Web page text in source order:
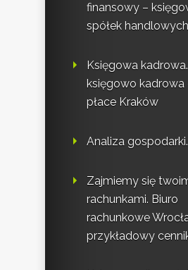
finansowy –
spółek
Księgowa
księgowo kadrowa
płace Kraków
Analiza gospodarki.
Zajmiemy się
rachunkami. Biuro
rachunkowe
przykładowy